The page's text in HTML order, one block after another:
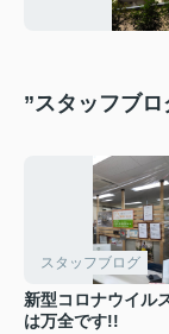
”スタッフブ
スタッフブログ
新型コロナウイ
は万全です!!